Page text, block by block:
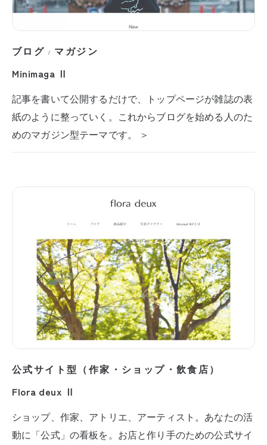
ブログ / マガジン
Minimaga Ⅱ
記事を書いて公開するだけで、トップページが雑誌の表
紙のように整っていく。これからブログを始める人のた
めのマガジン型テーマです。 ＞
公式サイト型（作家・ショップ・飲食店）
Flora deux Ⅱ
ショップ、作家、アトリエ、アーティスト。あなたの活
動に「公式」の看板を。お店と作り手のための公式サイ